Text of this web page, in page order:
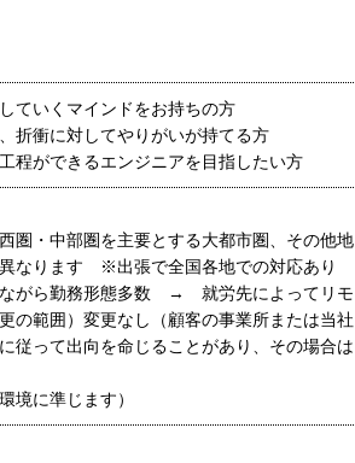
ていくマインドをお持ちの方
折衝に対してやりがいが持てる方
程ができるエンジニアを目指したい方
圏・中部圏を主要とする大都市圏、その他地
なります ※出張で全国各地での対応あり
がら勤務形態多数 → 就労先によってリモ
の範囲）変更なし（顧客の事業所または当社
従って出向を命じることがあり、その場合は
境に準じます）